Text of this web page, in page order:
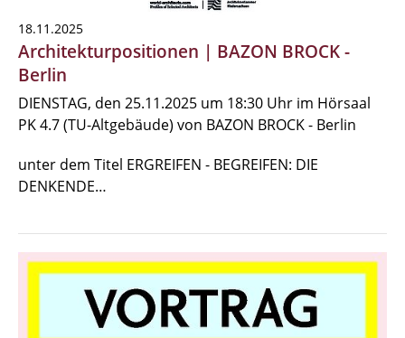
18.11.2025
Architekturpositionen | BAZON BROCK -
Berlin
DIENSTAG, den 25.11.2025 um 18:30 Uhr im Hörsaal
PK 4.7 (TU-Altgebäude) von BAZON BROCK - Berlin
unter dem Titel ERGREIFEN - BEGREIFEN: DIE
DENKENDE…